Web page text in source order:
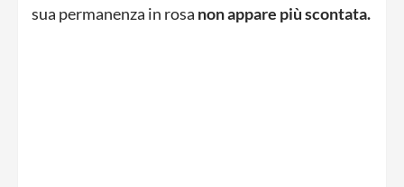
sua permanenza in rosa non appare più scontata.